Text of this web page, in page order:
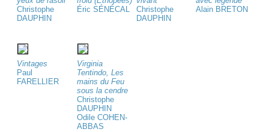
Christophe
DAUPHIN
Éric SÉNÉCAL
Christophe
DAUPHIN
Alain BRETON
Vintages
Paul
FARELLIER
Virginia
Tentindo, Les
mains du Feu
sous la cendre
Christophe
DAUPHIN
Odile COHEN-
ABBAS